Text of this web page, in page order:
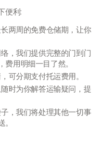
便利:
两周的免费仓储期，让你
，我们提供完整的门到门
用明细一目了然。
可分期支付托运费用。
时为你解答运输疑问，提
，我们将处理其他一切事